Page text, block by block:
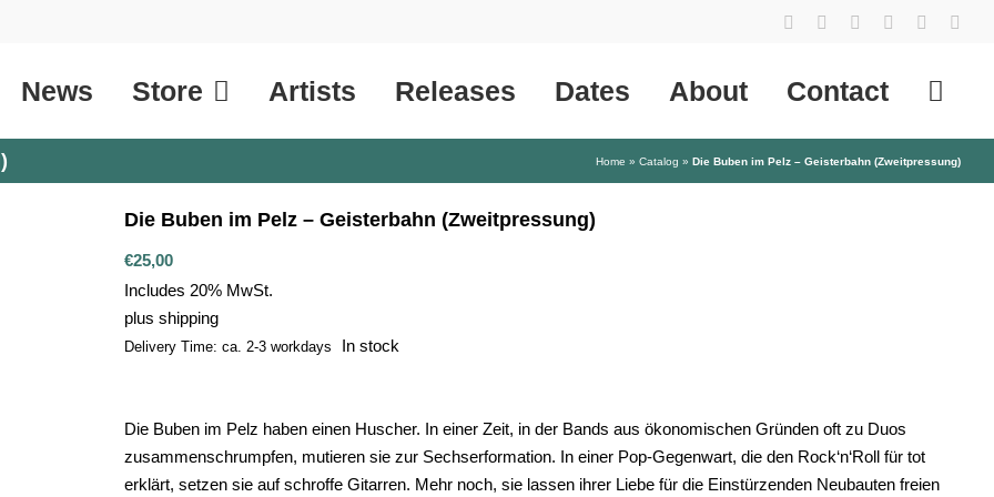
YouTubeInstagramFacebook
Tiktok
News Store Artists Releases Dates About Contact
Home » Catalog » Die Buben im Pelz – Geisterbahn (Zweitpressung)
Die Buben im Pelz – Geisterbahn (Zweitpressung)
€25,00
Includes 20% MwSt.
plus shipping
Delivery Time: ca. 2-3 workdays In stock
Die Buben im Pelz haben einen Huscher. In einer Zeit, in der Bands aus ökonomischen Gründen oft zu Duos
zusammenschrumpfen, mutieren sie zur Sechserformation. In einer Pop-Gegenwart, die den Rock‘n‘Roll für tot
erklärt, setzen sie auf schroffe Gitarren. Mehr noch, sie lassen ihrer Liebe für die Einstürzenden Neubauten freien